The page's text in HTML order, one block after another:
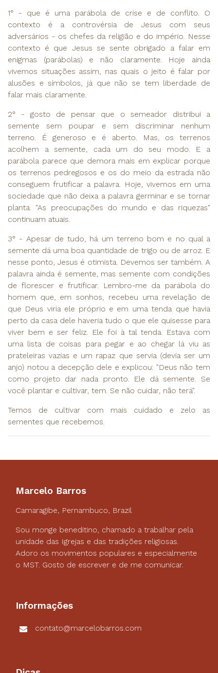
1° - que é uma parábola de crise e de conflito. O
contexto é a controvérsia de Jesus com seus
adversários - os chefes da religião e do império. Nesse
contexto é que Jesus se sente obrigado a falar em
enigmas (parábolas) e não claramente. Hoje ainda
vivemos situações assim, nas quais o jeito é falar por
alusões e símbolos, já que não se tem liberdade de
falar mais claramente.
2° - gosto de pensar que o semeador distribui a
semente sem poupar e sem discriminar nenhum
terreno. É generoso e é aberto. Mas, os terrenos
acolhem a semente, cada um do seu modo. E a
parábola parece que demora mais em explicar porque
os terrenos pedregosos e os do meio da estrada não
conseguem frutificar a palavra. Hoje, vivemos em uma
sociedade que não deixa a palavra germinar e se tornar
planta. "As preocupações do mundo e das riquezas"
continuam atuais.
3° - Apesar de tudo, há um terreno bom e no qual a
semente dá uma boa quantidade de trigo ou de arroz. E
nesse ponto, Jesus é otimista. Devemos ser também. A
palavra ainda é semente, mas semente com condições
de florescer e frutificar. Lembro-me da parábola do
homem que, em sonhos, recebeu uma revelação de
que Deus viria ele próprio e em uma tenda que havia
perto da casa dele haveria tudo o que ele quisesse para
viver bem e ser feliz. Ele foi à tal tenda. Estava com
uma lista de coisas para pegar e ao chegar lá viu as
prateleiras vazias e um rapaz que servia (devia ser um
anjo) notou a decepção dele e explicou: "Deus não tem
como projeto dar nada pronto. Ele dá semente. Se
você plantar e cultivar, tem. Se não cuidar, não terá".
Temos de cultivar com mais cuidado e zelo as
sementes que recebemos.
Marcelo Barros
Camaragibe, Pernambuco, Brazil
Sou monge beneditino, chamado a trabalhar pela
unidade das Igrejas e das tradições religiosas.
Adoro os movimentos populares e especialmente
o MST. Gosto de escrever e de me comunicar.
Informações
contato@marcelobarros.com